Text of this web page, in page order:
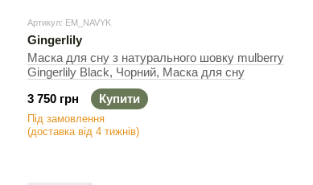
Артикул: EM_NAVYK
Gingerlily
Маска для сну з натурального шовку mulberry
Gingerlily Black, Чорний, Маска для сну
3 750 грн
Купити
Під замовлення
(доставка від 4 тижнів)